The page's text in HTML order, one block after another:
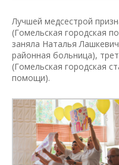
Лучшей медсестрой
(Гомельская городская
заняла Наталья
районная больница),
(Гомельская городская
помощи).